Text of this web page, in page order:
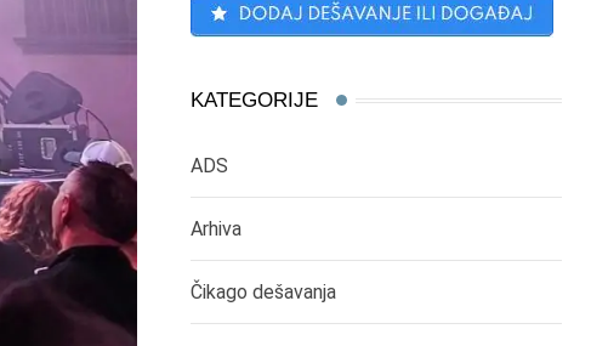
KATEGORIJE
ADS
Arhiva
Čikago dešavanja